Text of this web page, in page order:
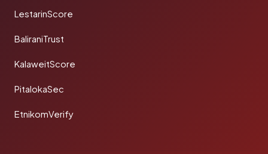
LestarinScore
BaliraniTrust
KalaweitScore
PitalokaSec
EtnikomVerify